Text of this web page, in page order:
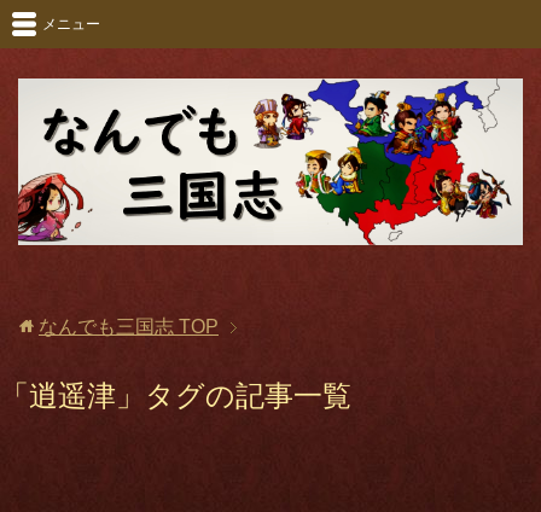
メニュー
なんでも三国志 TOP
「逍遥津」タグの記事一覧